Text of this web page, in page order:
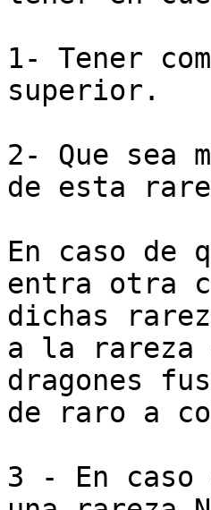
1- Tener
superior.
2- Que sea
de esta
En caso de
entra otra
dichas
a la rareza
dragones
de raro a
3 - En caso